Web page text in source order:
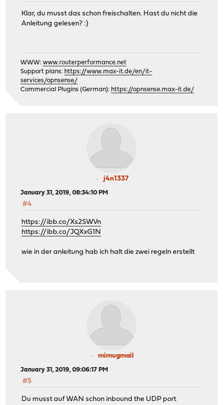
Klar, du musst das schon freischalten. Hast du nicht die
Anleitung gelesen? :)
WWW:www.routerperformance.net
Support plans: https://www.max-it.de/en/it-
services/opnsense/
Commercial Plugins (German): https://opnsense.max-it.de/
j4n1337
January 31, 2019, 08:34:10 PM
#4
https://ibb.co/Xs2SWVn
https://ibb.co/JQXxG1N
wie in der anleitung hab ich halt die zwei regeln erstellt
mimugmail
January 31, 2019, 09:06:17 PM
#5
Du musst auf WAN schon inbound the UDP port